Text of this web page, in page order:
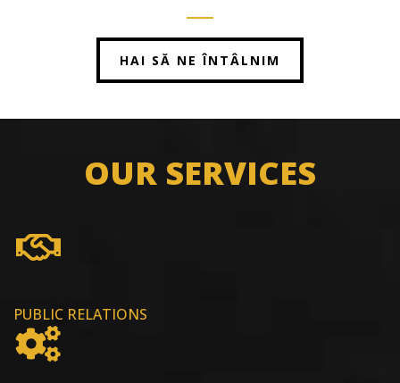
HAI SĂ NE ÎNTÂLNIM
OUR SERVICES
PUBLIC RELATIONS